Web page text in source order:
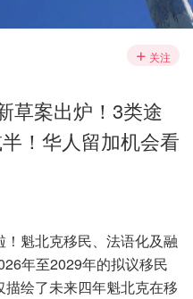
关注
草案出炉！3类途
！华人留加机会看
魁北克移民、法语化及融
年至2029年的拟议移民
绘了未来四年魁北克在移